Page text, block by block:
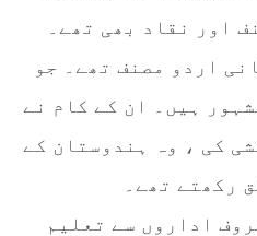
اور نقاد بھی تھے۔
اردو مصنف تھے۔ جو
ہیں۔ ان کے کام نے
کی ، وہ ہندوستان کے
رکھتے تھے۔
اداروں سے تعلیم